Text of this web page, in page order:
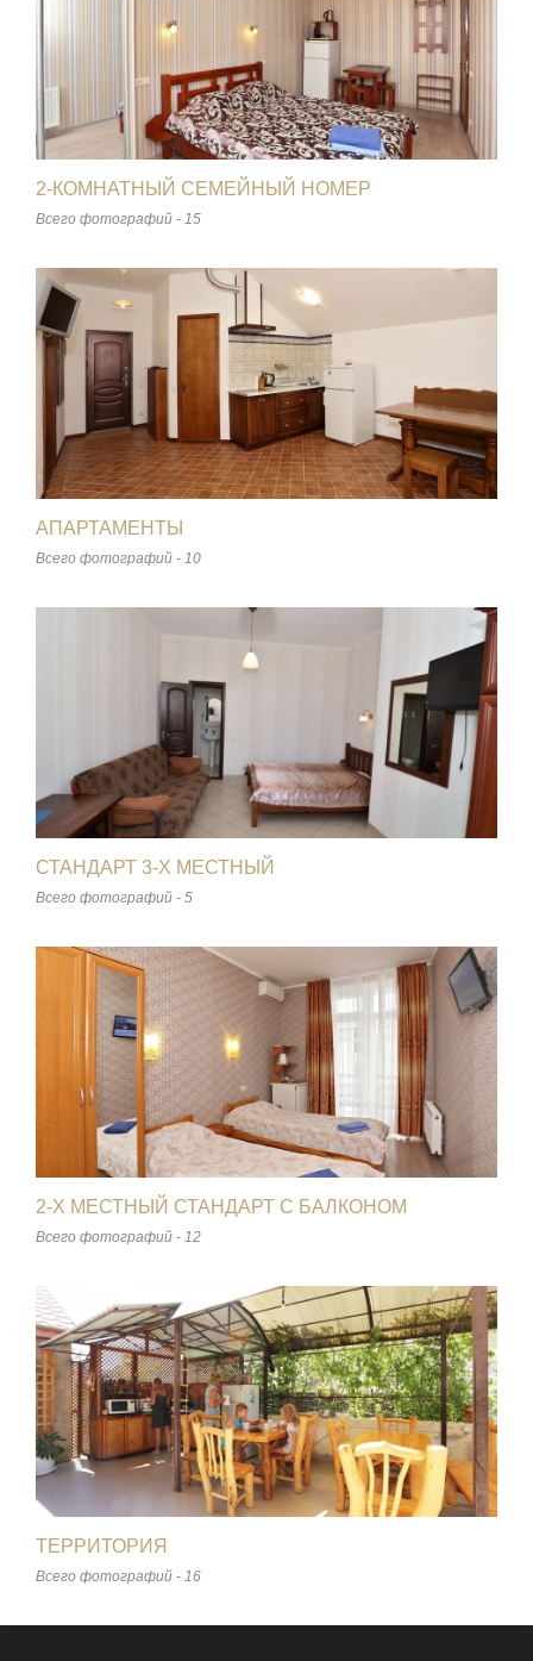
2-КОМНАТНЫЙ СЕМЕЙНЫЙ НОМЕР
Всего фотографий - 15
АПАРТАМЕНТЫ
Всего фотографий - 10
СТАНДАРТ 3-Х МЕСТНЫЙ
Всего фотографий - 5
2-Х МЕСТНЫЙ СТАНДАРТ С БАЛКОНОМ
Всего фотографий - 12
ТЕРРИТОРИЯ
Всего фотографий - 16